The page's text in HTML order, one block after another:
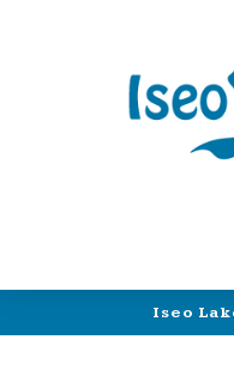
Iseo